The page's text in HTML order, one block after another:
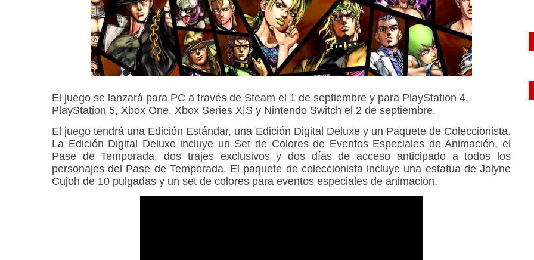
El juego se lanzará para PC a través de Steam el 1 de septiembre y para PlayStation 4,
PlayStation 5, Xbox One, Xbox Series X|S y Nintendo Switch el 2 de septiembre.
El juego tendrá una Edición Estándar, una Edición Digital Deluxe y un Paquete de Coleccionista.
La Edición Digital Deluxe incluye un Set de Colores de Eventos Especiales de Animación, el
Pase de Temporada, dos trajes exclusivos y dos días de acceso anticipado a todos los
personajes del Pase de Temporada. El paquete de coleccionista incluye una estatua de Jolyne
Cujoh de 10 pulgadas y un set de colores para eventos especiales de animación.